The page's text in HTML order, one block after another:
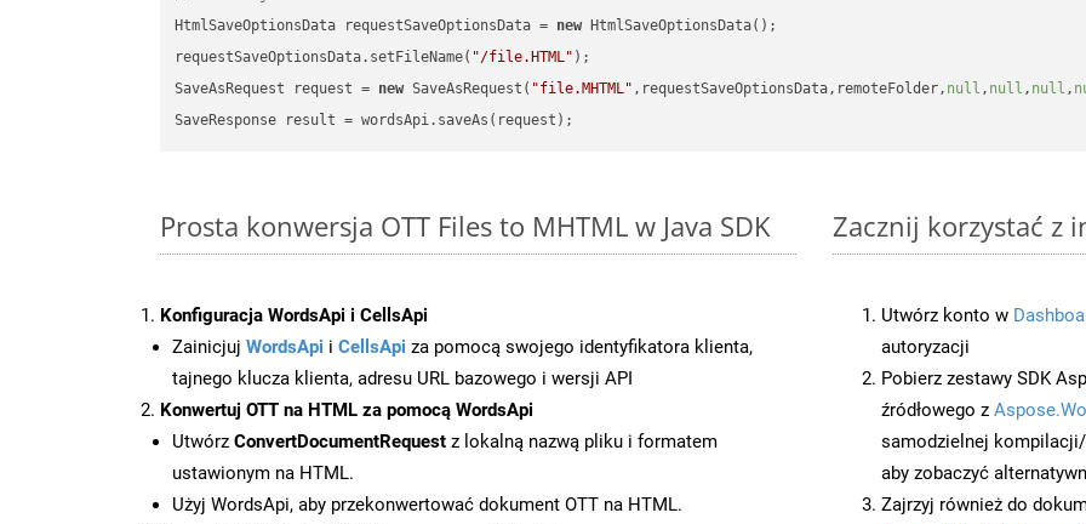
HtmlSaveOptionsData requestSaveOptionsData = new HtmlSaveOptionsData();
requestSaveOptionsData.setFileName( "/file.HTML" );
SaveAsRequest request = new SaveAsRequest( "file.MHTML" ,requestSaveOptionsData,remoteFolder, null , null , null ,
Prosta konwersja OTT Files to MHTML w Java SDK
Konfiguracja WordsApi i CellsApi
Zainicjuj WordsApi i CellsApi za pomocą swojego identyfikatora klienta,
tajnego klucza klienta, adresu URL bazowego i wersji API
Konwertuj OTT na HTML za pomocą WordsApi
Utwórz ConvertDocumentRequest z lokalną nazwą pliku i formatem
ustawionym na HTML.
Użyj WordsApi, aby przekonwertować dokument OTT na HTML.
Zacznij korzystać z
Utwórz konto w
autoryzacji
Pobierz zestawy SDK
źródłowego z
samodzielnej kompilacji/
aby zobaczyć
Zajrzyj również do